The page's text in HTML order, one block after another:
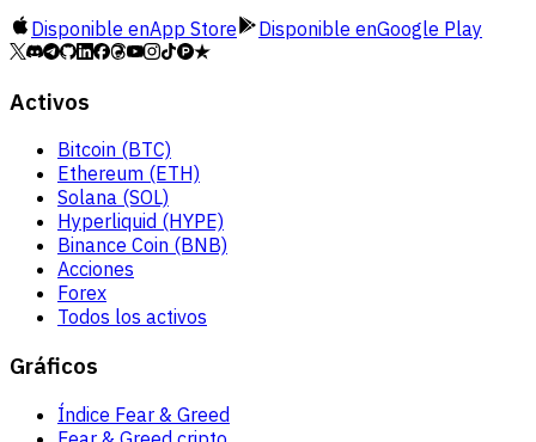
Disponible enApp Store Disponible enGoogle Play
Activos
Bitcoin (BTC)
Ethereum (ETH)
Solana (SOL)
Hyperliquid (HYPE)
Binance Coin (BNB)
Acciones
Forex
Todos los activos
Gráficos
Índice Fear & Greed